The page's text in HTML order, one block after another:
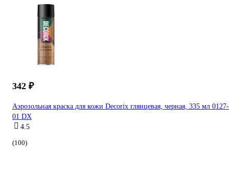
342 ₽
Аэрозольная краска для кожи Decorix глянцевая, черная, 335 мл 0127-
01 DX
4.5
(100)